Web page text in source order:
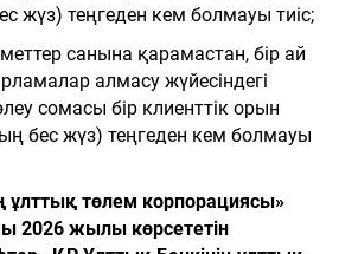
жүз) теңгеден кем болмауы тиіс;
санына қарамастан, бір ай
алмасу жүйесіндегі
сомасы бір клиенттік орын
бес жүз) теңгеден кем болмауы
ұлттық төлем корпорациясы»
2026 жылы көрсететін